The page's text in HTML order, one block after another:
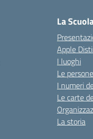
La
Apple
I luoghi
Le persone
I numeri
Le carte
La storia